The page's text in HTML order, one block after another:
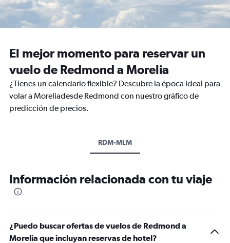
El mejor momento para reservar un
vuelo de Redmond a Morelia
¿Tienes un calendario flexible? Descubre la época ideal para
volar a Moreliadesde Redmond con nuestro gráfico de
predicción de precios.
RDM-MLM
Información relacionada con tu viaje
¿Puedo buscar ofertas de vuelos de Redmond a
Morelia que incluyan reservas de hotel?